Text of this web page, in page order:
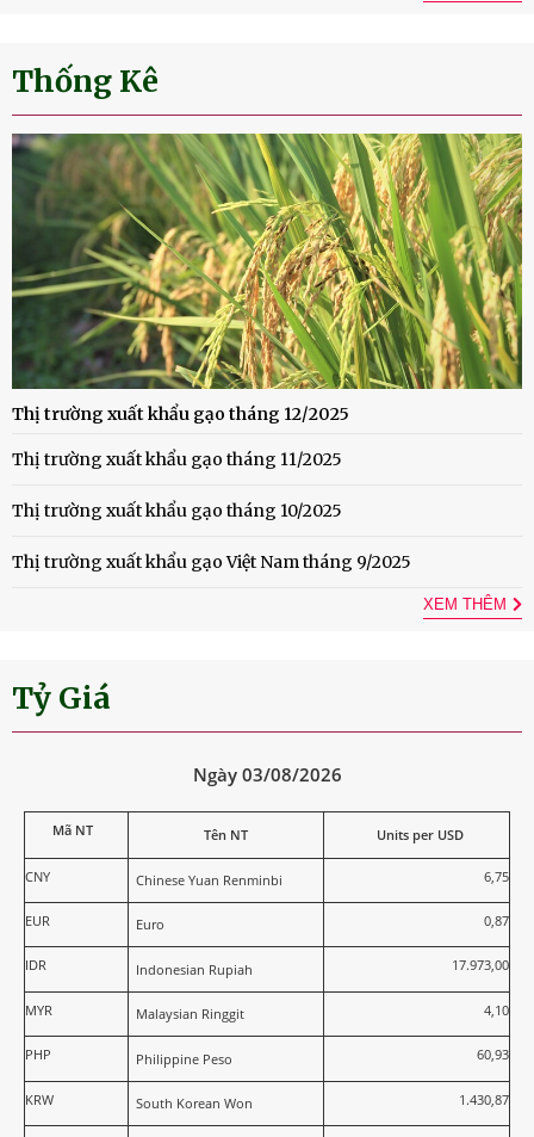
Thống Kê
Thị trường xuất khẩu gạo tháng 12/2025
Thị trường xuất khẩu gạo tháng 11/2025
Thị trường xuất khẩu gạo tháng 10/2025
Thị trường xuất khẩu gạo Việt Nam tháng 9/2025
XEM THÊM
Tỷ Giá
Ngày 03/08/2026
Mã NT Tên NT Units per USD
CNY Chinese Yuan Renminbi 6,75
EUR Euro 0,87
IDR Indonesian Rupiah 17.973,00
MYR Malaysian Ringgit 4,10
PHP Philippine Peso 60,93
KRW South Korean Won 1.430,87